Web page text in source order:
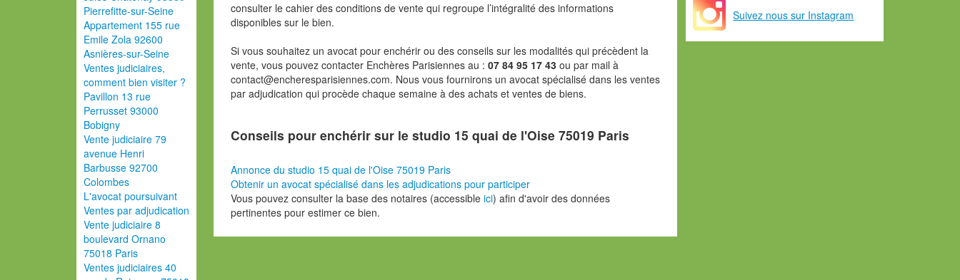
Pierrefitte-sur-Seine
Appartement 155 rue
Emile Zola 92600
Asnières-sur-Seine
Ventes judiciaires,
comment bien visiter ?
Pavillon 13 rue
Perrusset 93000
Bobigny
Vente judiciaire 79
avenue Henri
Barbusse 92700
Colombes
L'avocat poursuivant
Ventes par adjudication
Vente judiciaire 8
boulevard Ornano
75018 Paris
Ventes judiciaires 40
consulter le cahier des conditions de vente qui regroupe l’intégralité des informations
disponibles sur le bien.
Si vous souhaitez un avocat pour enchérir ou des conseils sur les modalités qui précèdent la
vente, vous pouvez contacter Enchères Parisiennes au :07 84 95 17 43ou par mail à
contact@encheresparisiennes.com. Nous vous fournirons un avocat spécialisé dans les ventes
par adjudication qui procède chaque semaine à des achats et ventes de biens.
Conseils pour enchérir sur le studio 15 quai de l'Oise 75019 Paris
Annonce du studio 15 quai de l'Oise 75019 Paris
Obtenir un avocat spécialisé dans les adjudications pour participer
Vous pouvez consulter la base des notaires (accessibleici) afin d'avoir des données
pertinentes pour estimer ce bien.
Suivez nous sur Instagram